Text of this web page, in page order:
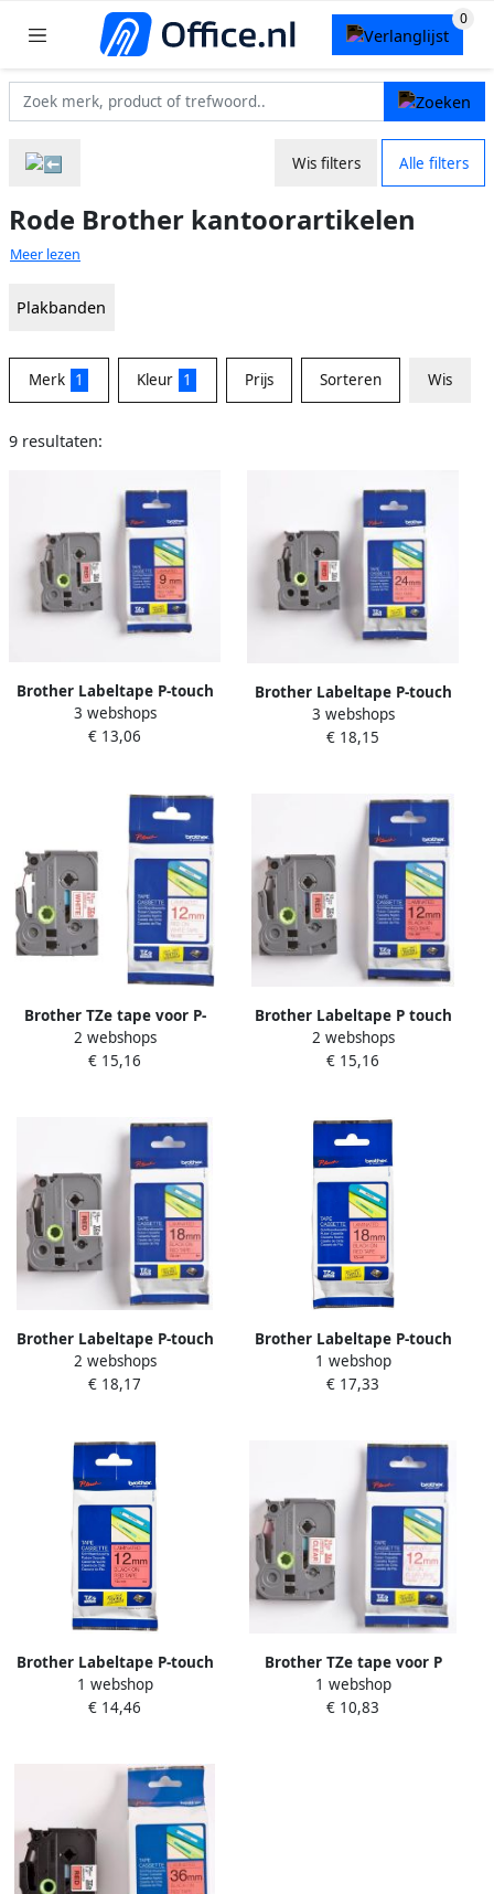
Wis filters Alle filters
Rode Brother kantoorartikelen
Meer lezen
Plakbanden
Merk 1 Kleur 1 Prijs Sorteren Wis
9 resultaten:
Brother Labeltape P-touch
TZe-421 standaard 9mm
zwart op rood
3 webshops
€ 13,06
Brother Labeltape P-touch
TZe-451 standaard 24mm
zwart op rood
3 webshops
€ 18,15
Brother TZe tape voor P-
Touch 12 mm rood op wit
2 webshops
€ 15,16
Brother Labeltape P touch
TZE431 12mm zwart op
rood
2 webshops
€ 15,16
Brother Labeltape P-touch
TZe-441 standaard 18mm
zwart op rood
2 webshops
€ 18,17
Brother Labeltape P-touch
TZe-441 standaard 18mm
zwart op rood
1 webshop
€ 17,33
Brother Labeltape P-touch
TZe-431 standaard 12mm
zwart op rood
1 webshop
€ 14,46
Brother TZe tape voor P
Touch 12 mm rood op
transparant
1 webshop
€ 10,83